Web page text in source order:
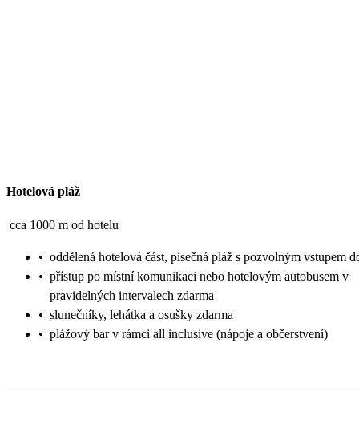
Hotelová pláž
cca 1000 m od hotelu
• oddělená hotelová část, písečná pláž s pozvolným vstupem
• přístup po místní komunikaci nebo hotelovým autobusem v
pravidelných intervalech zdarma
• slunečníky, lehátka a osušky zdarma
• plážový bar v rámci all inclusive (nápoje a občerstvení)